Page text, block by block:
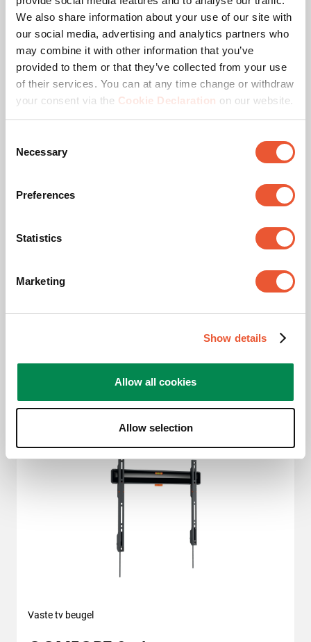
We also share information about your use of our site with
our social media, advertising and analytics partners who
may combine it with other information that you’ve
provided to them or that they’ve collected from your use
of their services. You can at any time change or withdraw
your consent via the Cookie Declaration on our website.
Selection
Necessary
Preferences
Statistics
Marketing
Show details
Allow all cookies
Allow selection
5.0
5
M
Op basis van selectie
Vaste tv beugel